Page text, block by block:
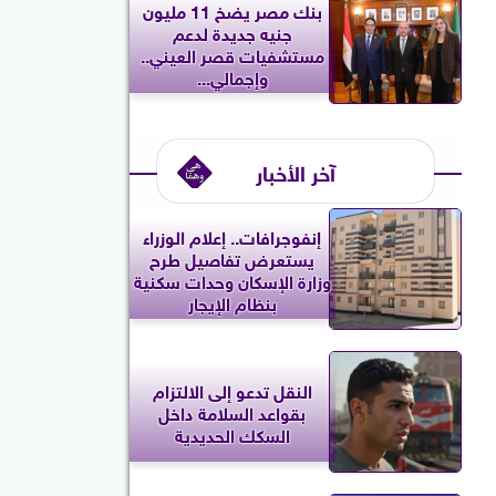
بنك مصر يضخ 11 مليون
جنيه جديدة لدعم
مستشفيات قصر العيني..
وإجمالي...
آخر الأخبار
إنفوجرافات.. إعلام الوزراء
يستعرض تفاصيل طرح
وزارة الإسكان وحدات سكنية
بنظام الإيجار
النقل تدعو إلى الالتزام
بقواعد السلامة داخل
السكك الحديدية